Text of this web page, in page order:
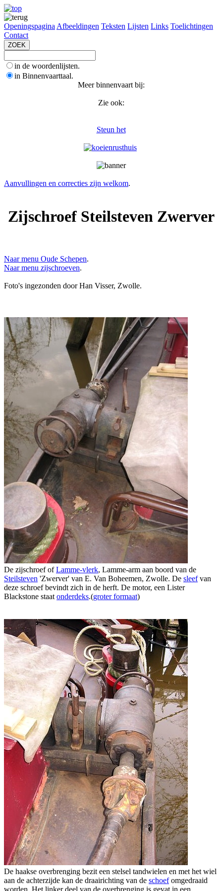
Openingspagina Afbeeldingen Teksten Lijsten Links Toelichtingen
Contact
in de woordenlijsten.
in Binnenvaarttaal.
Meer binnenvaart bij:
Zie ook:
Steun het
Aanvullingen en correcties zijn welkom.
Zijschroef Steilsteven Zwerver
Naar menu Oude Schepen.
Naar menu zijschroeven.
Foto's ingezonden door Han Visser, Zwolle.
De zijschroef ofLamme-vlerk, Lamme-arm aan boord van de
Steilsteven 'Zwerver' van E. Van Boheemen, Zwolle. De sleefvan
deze schroef bevindt zich in de herft. De motor, een Lister
Blackstone staat onderdeks.(groter formaat)
De haakse overbrenging bezit een stelsel tandwielen en met het wiel
aan de achterzijde kan de draairichting van de schoefomgedraaid
worden. Het linker deel van de overbrenging is gevat in een